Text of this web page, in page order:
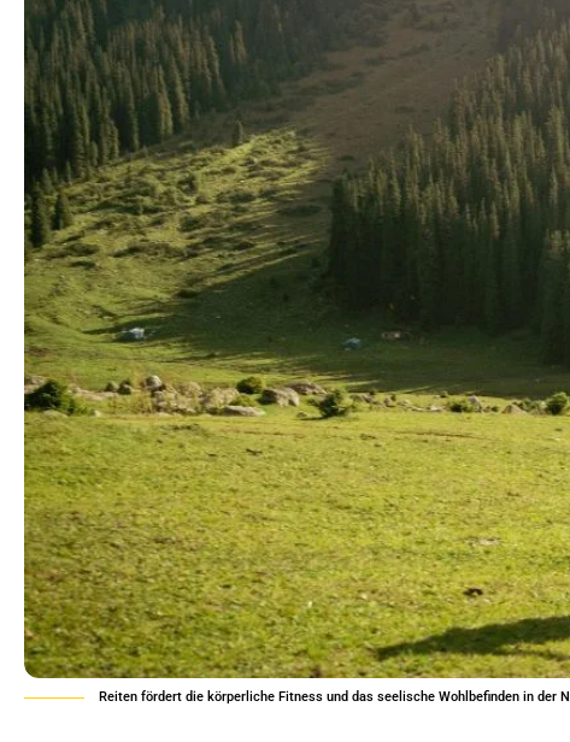
Reiten fördert die körperliche Fitness und das seelische Wohlbefinden in der